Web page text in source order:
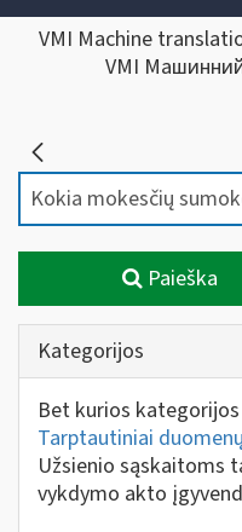
VMI Machine
VMI
Paieška
Kategorijos
Bet kurios kategorijos
Tarptautiniai
Užsienio sąskaitoms
vykdymo akto